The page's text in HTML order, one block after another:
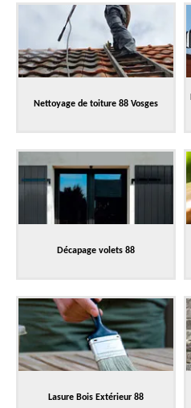
Nettoyage de toiture 88 Vosges
Décapage volets 88
Lasure Bois Extérieur 88